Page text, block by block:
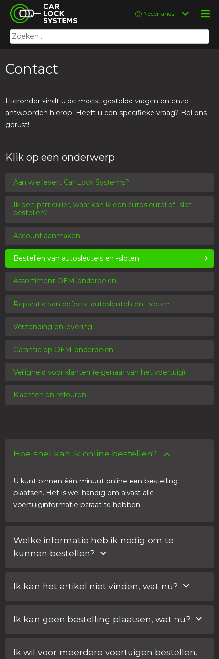
Skip
content
Car Lock Systems
Car Lock Systems
Zoeken
naar:
Kies
taal
Contact
Hieronder vindt u de meest gestelde vragen en onze
antwoorden hierop. Heeft u een specifieke vraag? Bel ons
gerust!
Klik op een onderwerp
Aan wie levert Car Lock Systems?
Ik ben particulier, waar kan ik een autosleutel of -slot
bestellen?
Account aanmaken
Bestellen van autosleutels en -sloten
Assortiment OEM-onderdelen
Reparatie van defecte autosleutels en –sloten
Verzending en levering
Garantie op OEM-onderdelen
Veiligheid voor klanten (eigenaar van het voertuig)
Klachten en retouren
Hoe snel kan ik online bestellen?
U kunt binnen één minuut online een bestelling
plaatsen. Het is wel handig om alvast alle
voertuiginformatie paraat te hebben.
Welke informatie heb ik nodig om te
kunnen bestellen?
Voor elke bestelling heeft u het chassisnummer van de
auto nodig. Daarnaast vragen wij om de sleutelcode.
foto van het metalen deel van de sleutel sturen. Aan de
Ik kan het artikel niet vinden, wat nu?
Als het product van uw keuze niet te vinden is op onze
website, kunt u online een offerte aanvragen of even
dan het juiste product te vinden.
Ik kan geen bestelling plaatsen, wat nu?
Als het product van uw keuze niet te vinden is op onze
Ik wil voor meerdere voertuigen bestellen.